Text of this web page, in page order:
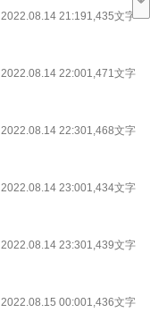
2022.08.14 21:191,435文字
2022.08.14 22:001,471文字
2022.08.14 22:301,468文字
2022.08.14 23:001,434文字
2022.08.14 23:301,439文字
2022.08.15 00:001,436文字